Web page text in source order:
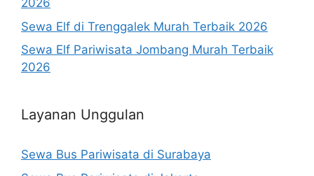
2026
Sewa Elf di Trenggalek Murah Terbaik 2026
Sewa Elf Pariwisata Jombang Murah Terbaik
2026
Layanan Unggulan
Sewa Bus Pariwisata di Surabaya